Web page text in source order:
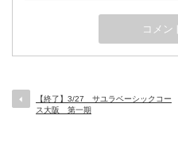
【終了】3/27 サユラベーシックコー
ス大阪 第一期